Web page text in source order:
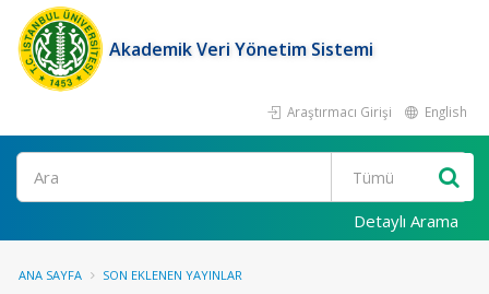
Akademik Veri Yönetim Sistemi
Araştırmacı Girişi English
Ara
Detaylı Arama
ANA SAYFA SON EKLENEN YAYINLAR